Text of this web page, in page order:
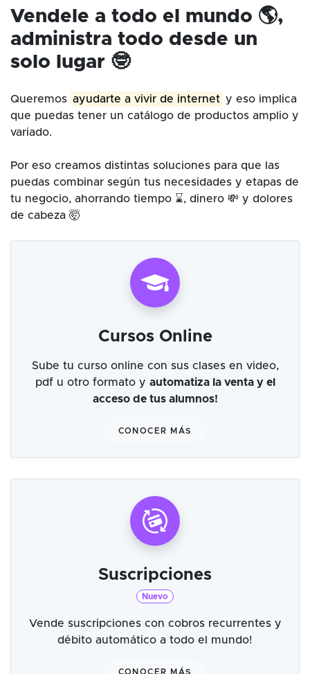
Vendele a todo el mundo 🌎,
administra todo desde un
solo lugar 🤓
Queremos ayudarte a vivir de internet y eso implica
que puedas tener un catálogo de productos amplio y
variado.
Por eso creamos distintas soluciones para que las
puedas combinar según tus necesidades y etapas de
tu negocio, ahorrando tiempo ⌛, dinero 💸 y dolores
de cabeza 🤯
Cursos Online
Sube tu curso online con sus clases en video,
pdf u otro formato y automatiza la venta y el
acceso de tus alumnos!
CONOCER MÁS
Suscripciones
Nuevo
Vende suscripciones con cobros recurrentes y
débito automático a todo el mundo!
CONOCER MÁS